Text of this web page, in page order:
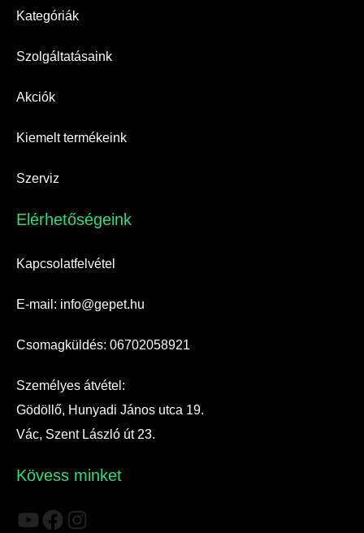
Kategóriák
Szolgáltatásaink
Akciók
Kiemelt termékeink
Szerviz
Elérhetőségeink​
Kapcsolatfelvétel
E-mail: info@gepet.hu
Csomagküldés: 06702058921
Személyes átvétel:
Gödöllő, Hunyadi János utca 19.
Vác, Szent László út 23.
Kövess minket
YouTube
Facebook
Instagram